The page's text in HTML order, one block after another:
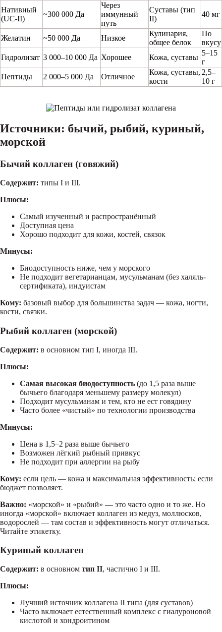
Нативный
(UC-II)
~300 000 Да
Через
иммунный
путь
Суставы (тип
II)
40 мг
Желатин ~50 000 Да Низкое
Кулинария,
общее белок
По
вкусу
Гидролизат 3 000–10 000 Да Хорошее Кожа, суставы
5–15
г
Пептиды
2 000–5 000 Да Отличное
Кожа, суставы,
кости
2,5–
10 г
Источники: бычий, рыбий, куриный,
морской
Бычий коллаген (говяжий)
Содержит: типы I и III.
Плюсы:
Самый изученный и распространённый
Доступная цена
Хорошо подходит для кожи, костей, связок
Минусы:
Биодоступность ниже, чем у морского
Не подходит вегетарианцам, мусульманам (без халяль-
сертификата), индуистам
Кому: базовый выбор для большинства задач — кожа, ногти,
кости, связки.
Рыбий коллаген (морской)
Содержит: в основном тип I, иногда III.
Плюсы:
Самая высокая биодоступность (до 1,5 раза выше
бычьего благодаря меньшему размеру молекул)
Подходит мусульманам и тем, кто не ест говядину
Часто более «чистый» по технологии производства
Минусы:
Цена в 1,5–2 раза выше бычьего
Возможен лёгкий рыбный привкус
Не подходит при аллергии на рыбу
Кому: если цель — кожа и максимальная эффективность; если
бюджет позволяет.
Важно: «морской» и «рыбий» — это часто одно и то же. Но
иногда «морской» включает коллаген из медуз, моллюсков,
водорослей — там состав и эффективность могут отличаться.
Читайте этикетку.
Куриный коллаген
Содержит: в основном тип II, частично I и III.
Плюсы:
Лучший источник коллагена II типа (для суставов)
Часто включает естественный комплекс с гиалуроновой
кислотой и хондроитином